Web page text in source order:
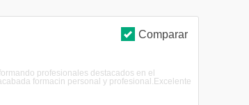
Comparar
profesionales destacados en el
formacin personal y profesional.Excelente